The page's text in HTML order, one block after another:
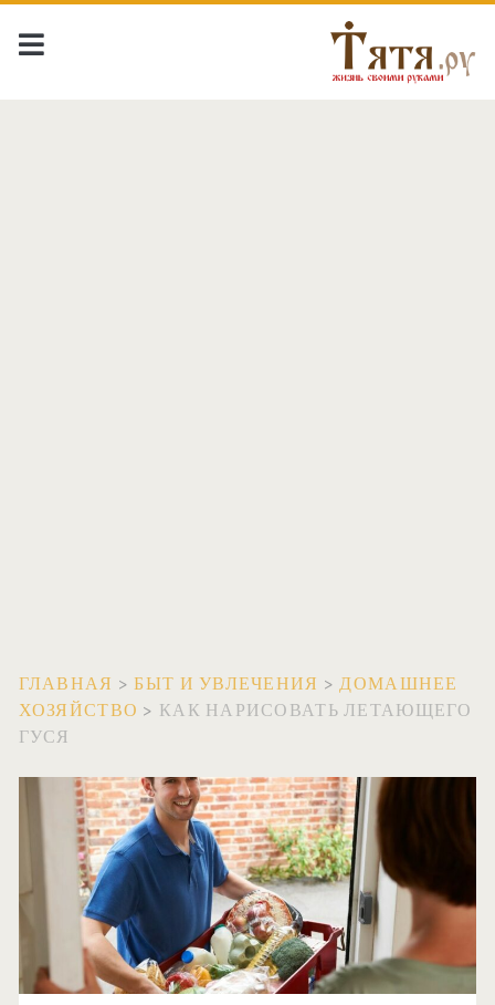
ГЛАВНАЯ >БЫТ И УВЛЕЧЕНИЯ >ДОМАШНЕЕ
ХОЗЯЙСТВО > КАК НАРИСОВАТЬ ЛЕТАЮЩЕГО
ГУСЯ